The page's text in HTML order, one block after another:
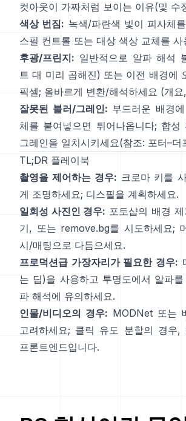
컷아웃이 가짜처럼 보이는 이유(및 수
색상 번짐: 녹색/파란색 빛이 피사체
스필 컨트롤 또는 대상 색상 교체를 사
후광/프린지: 일반적으로 알파 해석
트 대 미리 곱해진) 또는 이전 배경에
픽셀; 올바르게 변환/해석하세요 (개요,
잘못된 블러/그레인: 부드러운 배경
체를 붙여넣으면 튀어나옵니다; 합
그레인을 일치시키세요(참조: 포터–더
TL;DR 플레이북
촬영을 제어하는 경우: 크로마 키를
게 조명하세요; 디스필을 계획하세요.
일회성 사진인 경우: 포토샵의 배경 제
기, 또는 remove.bg를 시도하세요;
시/매팅으로 다듬으세요.
프로덕션급 가장자리가 필요한 경우:
는 딥)을 사용하고 투명도에서 알파
파 해석에 유의하세요.
인물/비디오의 경우: MODNet 또는
고려하세요; 클릭 유도 분할의 경우,
프론트엔드입니다.